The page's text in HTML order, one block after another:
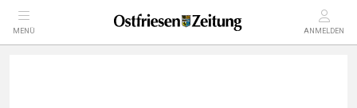
MENÜ ANMELDEN